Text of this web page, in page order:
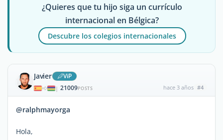
¿Quieres que tu hijo siga un currículo
internacional en Bélgica?
Descubre los colegios internacionales
Javier ViP
| 21009POSTS hace 3 años #4
@ralphmayorga
Hola,